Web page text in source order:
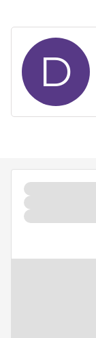
D